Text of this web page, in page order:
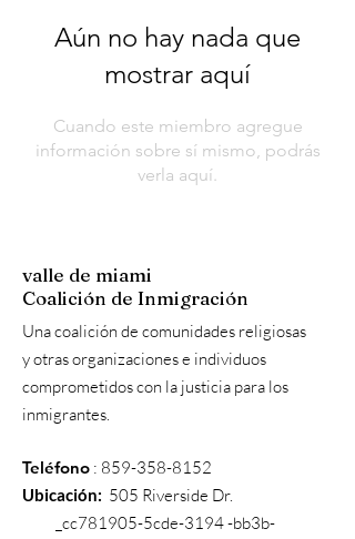
Aún no hay nada que
mostrar aquí
Cuando este miembro agregue
información sobre sí mismo, podrás
verla aquí.
valle de miami
Coalición de Inmigración
Una coalición de comunidades religiosas
y otras organizaciones e individuos
comprometidos con la justicia para los
inmigrantes.
Teléfono : 859-358-8152
Ubicación: 505 Riverside Dr.
_cc781905-5cde-3194 -bb3b-